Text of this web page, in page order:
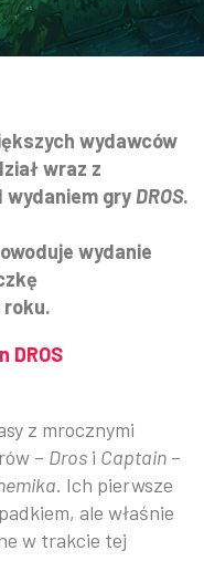
wydawców
wraz z
wydaniem gryDROS.
wydanie
DROS
z mrocznymi
– Dros i Captain –
. Ich pierwsze
ale właśnie
w trakcie tej